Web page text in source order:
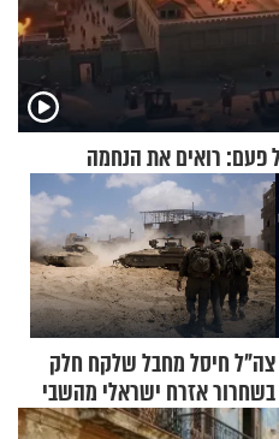
רואים את הנחמה
צה"ל חיסל מחבל שלקח חלק
בשחרור אזרח ישראלי מהשבי